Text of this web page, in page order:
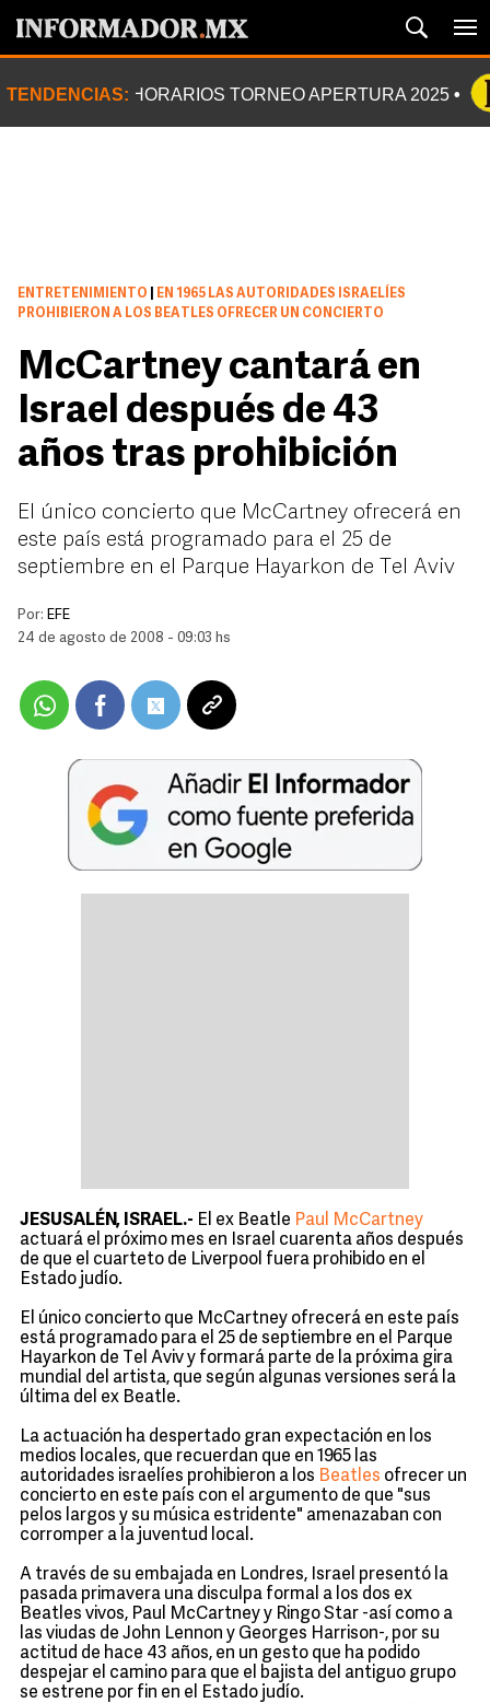
TENDENCIAS: HORARIOS TORNEO APERTURA 2025
ENTRETENIMIENTO
EN 1965 LAS AUTORIDADES ISRAELÍES
PROHIBIERON A LOS BEATLES OFRECER UN CONCIERTO
McCartney cantará en
Israel después de 43
años tras prohibición
El único concierto que McCartney ofrecerá en
este país está programado para el 25 de
septiembre en el Parque Hayarkon de Tel Aviv
Por: EFE
24 de agosto de 2008 - 09:03 hs
JESUSALÉN, ISRAEL.- El ex Beatle Paul McCartney
actuará el próximo mes en Israel cuarenta años después
de que el cuarteto de Liverpool fuera prohibido en el
Estado judío.
El único concierto que McCartney ofrecerá en este país
está programado para el 25 de septiembre en el Parque
Hayarkon de Tel Aviv y formará parte de la próxima gira
mundial del artista, que según algunas versiones será la
última del ex Beatle.
La actuación ha despertado gran expectación en los
medios locales, que recuerdan que en 1965 las
autoridades israelíes prohibieron a los Beatles ofrecer un
concierto en este país con el argumento de que "sus
pelos largos y su música estridente" amenazaban con
corromper a la juventud local.
A través de su embajada en Londres, Israel presentó la
pasada primavera una disculpa formal a los dos ex
Beatles vivos, Paul McCartney y Ringo Star -así como a
las viudas de John Lennon y Georges Harrison-, por su
actitud de hace 43 años, en un gesto que ha podido
despejar el camino para que el bajista del antiguo grupo
se estrene por fin en el Estado judío.